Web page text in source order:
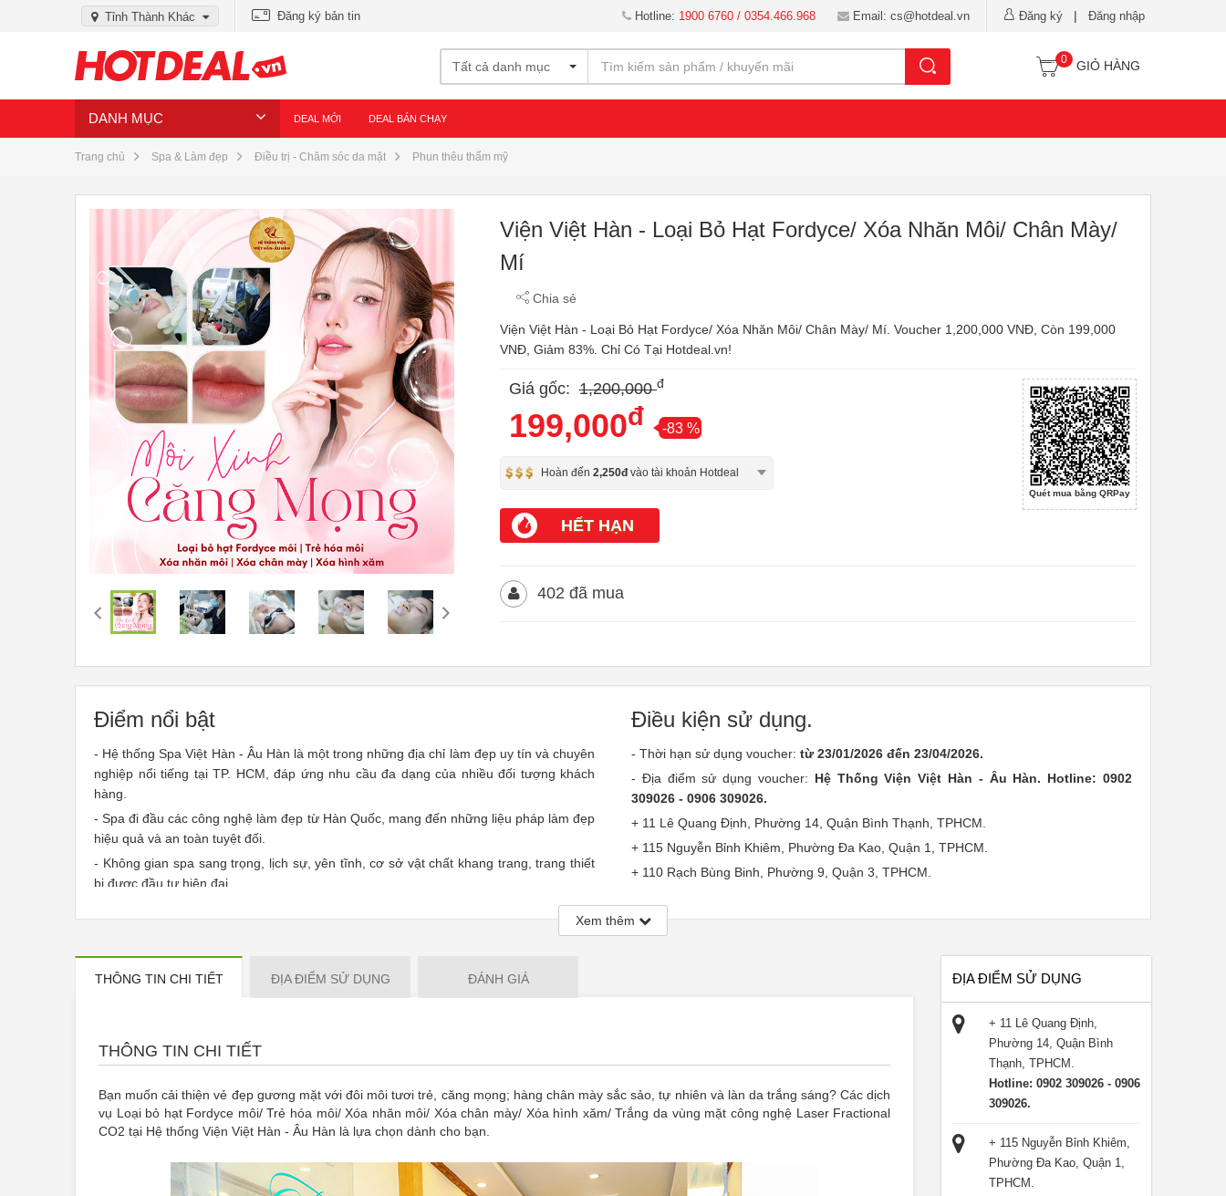
Tỉnh Thành Khác Đăng ký bản tin Đăng ký | Đăng nhập
Hotline: 1900 6760 / 0354.466.968 Email: cs@hotdeal.vn
Tất cả danh mục 0 GIỎ HÀNG
DANH MỤC DEAL MỚI DEAL BÁN CHẠY
Trang chủ Spa & Làm đẹp Điều trị - Chăm sóc da mặt Phun thêu thẩm mỹ
Viện Việt Hàn - Loại Bỏ Hạt Fordyce/ Xóa Nhăn Môi/ Chân Mày/
Mí
Chia sẻ
Viện Việt Hàn - Loại Bỏ Hạt Fordyce/ Xóa Nhăn Môi/ Chân Mày/ Mí. Voucher 1,200,000 VNĐ, Còn 199,000
VNĐ, Giảm 83%. Chỉ Có Tại Hotdeal.vn!
Giá gốc: 1,200,000đ
199,000đ -83 %
Quét mua bằng QRPay
Hoàn đến 2,250đvào tài khoản Hotdeal
HẾT HẠN
402 đã mua
Điểm nổi bật
- Hệ thống Spa Việt Hàn - Âu Hàn là một trong những địa chỉ làm đẹp uy tín và chuyên
nghiệp nổi tiếng tại TP. HCM, đáp ứng nhu cầu đa dạng của nhiều đối tượng khách
hàng.
- Spa đi đầu các công nghệ làm đẹp từ Hàn Quốc, mang đến những liệu pháp làm đẹp
hiệu quả và an toàn tuyệt đối.
- Không gian spa sang trọng, lịch sự, yên tĩnh, cơ sở vật chất khang trang, trang thiết
bị được đầu tư hiện đại.
- Cung cấp các gói dịch vụ đa dạng về chăm sóc da và vóc dáng, massage thư giãn,
chu đáo, nhiệt tình và thấu hiểu khách hàng.
- Voucher áp dụng cho 01 trong 06 gói dịch vụ tại Hệ Thống Viện Việt Hàn - Âu
Điều kiện sử dụng.
- Thời hạn sử dụng voucher: từ23/01/2026 đến 23/04/2026.
- Địa điểm sử dụng voucher: Hệ Thống Viện Việt Hàn - Âu Hàn. Hotline: 0902
309026 - 0906 309026.
+ 11 Lê Quang Định, Phường 14, Quận Bình Thạnh, TPHCM.
+ 115 Nguyễn Bỉnh Khiêm, Phường Đa Kao, Quận 1, TPHCM.
+ 110 Rạch Bùng Binh, Phường 9, Quận 3, TPHCM.
Hàn - Âu Hàn.
+ Gói 2: Trẻ hóa môi không đau, không để lại sẹo công nghệ Laser Toning Plus.
+ Gói 4: Xóa chân mày/ mí mắt không đau, không để lại sẹo công nghệ Laser
+ Gói 5: Xóa hình xăm không đau, không để lại sẹo công nghệ Laser Toning
Plus.
+ Gói 6: Trắng da vùng mặt công nghệ Laser Fractional CO2 - Cam kết hiệu quả
100% ngay lần đầu tiên.
- Quy định số voucher sử dụng:
Xem thêm
THÔNG TIN CHI TIẾT ĐỊA ĐIỂM SỬ DỤNG ĐÁNH GIÁ
THÔNG TIN CHI TIẾT
Bạn muốn cải thiện vẻ đẹp gương mặt với đôi môi tươi trẻ, căng mọng; hàng chân mày sắc sảo, tự nhiên và làn da trắng sáng? Các dịch
vụ Loại bỏ hạt Fordyce môi/ Trẻ hóa môi/ Xóa nhăn môi/ Xóa chân mày/ Xóa hình xăm/ Trắng da vùng mặt công nghệ Laser Fractional
CO2 tại Hệ thống Viện Việt Hàn - Âu Hàn là lựa chọn dành cho bạn.
ĐỊA ĐIỂM SỬ DỤNG
+ 11 Lê Quang Định,
Phường 14, Quận Bình
Thạnh, TPHCM.
Hotline: 0902 309026 - 0906
309026.
+ 115 Nguyễn Bỉnh Khiêm,
Phường Đa Kao, Quận 1,
TPHCM.